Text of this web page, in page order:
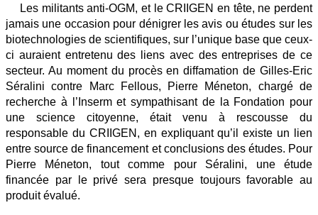
des
dernières
études
de
Gilles-
Eric
Séralini
?
Les militants anti-OGM, et le CRIIGEN en tête, ne perdent
jamais une occasion pour dénigrer les avis ou études sur les
biotechnologies de scientifiques, sur l’unique base que ceux-
ci auraient entretenu des liens avec des entreprises de ce
secteur. Au moment du procès en diffamation de Gilles-Eric
Séralini contre Marc Fellous, Pierre Méneton, chargé de
recherche à l’Inserm et sympathisant de la Fondation pour
une science citoyenne, était venu à rescousse du
responsable du CRIIGEN, en expliquant qu’il existe un lien
entre source de financement et conclusions des études. Pour
Pierre Méneton, tout comme pour Séralini, une étude
financée par le privé sera presque toujours favorable au
produit évalué.